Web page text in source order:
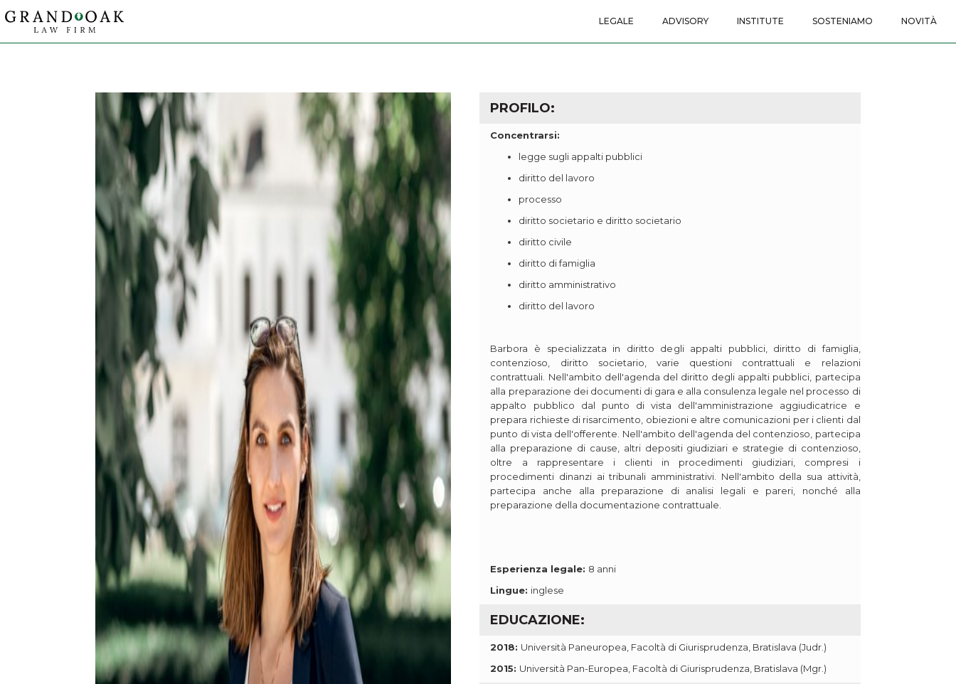
LEGALE ADVISORY INSTITUTE SOSTENIAMO NOVITÀ
PROFILO:
Concentrarsi:
legge sugli appalti pubblici
diritto del lavoro
processo
diritto societario e diritto societario
diritto civile
diritto di famiglia
diritto amministrativo
diritto del lavoro
Barbora è specializzata in diritto degli appalti pubblici, diritto di famiglia,
contenzioso, diritto societario, varie questioni contrattuali e relazioni
contrattuali. Nell'ambito dell'agenda del diritto degli appalti pubblici, partecipa
alla preparazione dei documenti di gara e alla consulenza legale nel processo di
appalto pubblico dal punto di vista dell'amministrazione aggiudicatrice e
prepara richieste di risarcimento, obiezioni e altre comunicazioni per i clienti dal
punto di vista dell'offerente. Nell'ambito dell'agenda del contenzioso, partecipa
alla preparazione di cause, altri depositi giudiziari e strategie di contenzioso,
oltre a rappresentare i clienti in procedimenti giudiziari, compresi i
procedimenti dinanzi ai tribunali amministrativi. Nell'ambito della sua attività,
partecipa anche alla preparazione di analisi legali e pareri, nonché alla
preparazione della documentazione contrattuale.
Esperienza legale: 8 anni
Lingue: inglese
EDUCAZIONE:
2018: Università Paneuropea, Facoltà di Giurisprudenza, Bratislava (Judr.)
2015: Università Pan-Europea, Facoltà di Giurisprudenza, Bratislava (Mgr.)